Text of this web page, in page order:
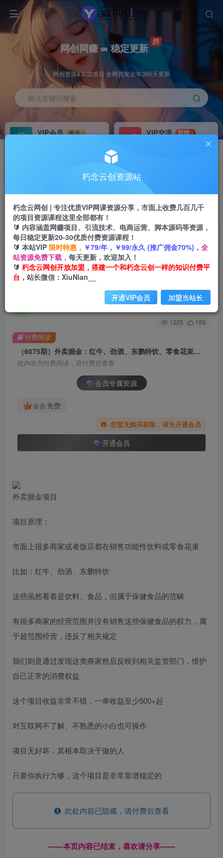
网创网赚 ∞ 稳定更新
网创资源&实战项目 全网首发全年365天更新
输入关键词搜索
VIP会员
抢先
VIP交流
群聊
研究探讨更多创业项目路子。
会员专属推广链接
四导航 导航
APP下载
GO
首页 创业课程 会员专属 正文
（6075期）外卖掘金：红牛、劲酒、东鹏特饮、
零食花束，一单收益至少500+
关注 私信
1325 159
（6075期）外卖掘金：红牛、劲酒、东鹏特饮、零食花束，一单收益至少500+
此内容为付费阅读，请付费后查看
会员专属资源
会员 免费
您暂无购买权限，请先开通会员
开通会员
付费阅读
外卖掘金项目
项目原理：
市面上很多商家或者饭店都在销售功能性饮料或零食花束
比如：红牛、劲酒、东鹏特饮
这些虽然看着是饮料、食品，但属于保健食品的范畴
有很多商家的经营范围并没有销售这些保健食品的权力，属
于超范围经营，违反了相关规定
我们则是通过发现这类商家然后反映到相关监管部门，维护
自己正常的消费权益
这个项目收益非常不错，一单收益至少500+起
对互联网不了解、不熟悉的小白也可操作
项目无好坏，其根本取决于做的人
只要你执行力够，这个项目是非常靠谱稳定的
此处内容已隐藏，请付费后查看
------本页内容已结束，喜欢请分享------
朽念云创资源站
朽念云网创 | 专注优质VIP网课资源分享，市面上收费几百几千
的项目资源课程这里全部都有！
🔰 内容涵盖网赚项目、引流技术、电商运营、脚本源码等资源，
每日稳定更新20-30优质付费资源课程！
🔰 本站VIP 限时特惠， ￥79/年，￥99/永久 (推广佣金70%)， 全
站资源免费下载， 每天更新，欢迎加入！
🔰 朽念云网创开放加盟，搭建一个和朽念云创一样的知识付费平
台， 站长微信：XiuNian__
开通VIP会员 加盟当站长